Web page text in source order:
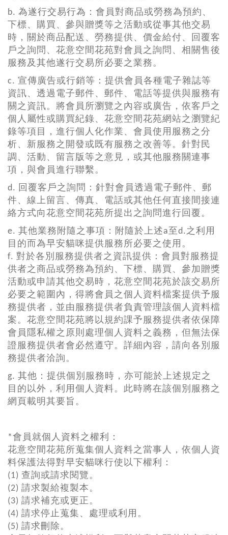
b. 為遂行交易行為：會員對商品或勞務為預約、
下標、購買、參與贈獎等之活動或從事其他交易
時，關於商品配送、勞務提供、價金給付、回覆客
戶之詢問、花意空間花苑對會員之詢問、相關售後
服務及其他遂行交易所必要之業務。
c. 宣傳廣告或行銷等：提供會員各種電子雜誌等
資訊、透過電子郵件、郵件、電話等提供與服務有
關之資訊。將會員所瀏覽之內容或廣告，依客戶之
個人屬性或購買紀錄、花意空間花苑網站之瀏覽紀
錄等項目，進行個人化作業、會員使用服務之分
析、新服務之開發或既有服務之改善等。針對民
調、活動、留言版等之意見，或其他服務關連事
項，與會員進行聯繫。
d. 回覆客戶之詢問：針對會員透過電子郵件、郵
件、線上留言、傳真、電話或其他任何直接間接連
絡方式向花意空間花苑所提出之詢問進行回覆。
e. 其他業務附隨之事項：附隨於上述a至d.之利用
目的而為早安貓咪提供服務所必要之使用。
f. 對於各別服務提供者之資訊提供：會員對服務提
供者之商品或勞務為預約、下標、購買、參加贈獎
活動或申請其他交易時，花意空間花苑於該交易所
必要之範圍內，得將會員之個人資料檔案提供予服
務提供者，並由服務提供者負責管理該個人資料檔
案。花意空間花苑將以規約課予服務提供者依保障
會員隱私權之原則處理個人資料之義務，但無法保
證服務提供者會必然遵守。詳細內容，請向各別服
務提供者洽詢。
g. 其他：提供個別服務時，亦可能於上述規定之
目的以外，利用個人資料。此時將在該個別服務之
網頁載明其要旨。
*會員就個人資料之權利：
花意空間花苑所蒐集個人資料之當事人，依個人資
料保護法得對早安貓咪行使以下權利：
(1) 查詢或請求閱覽。
(2) 請求製給複製本。
(3) 請求補充或更正。
(4) 請求停止蒐集、處理或利用。
(5) 請求刪除。